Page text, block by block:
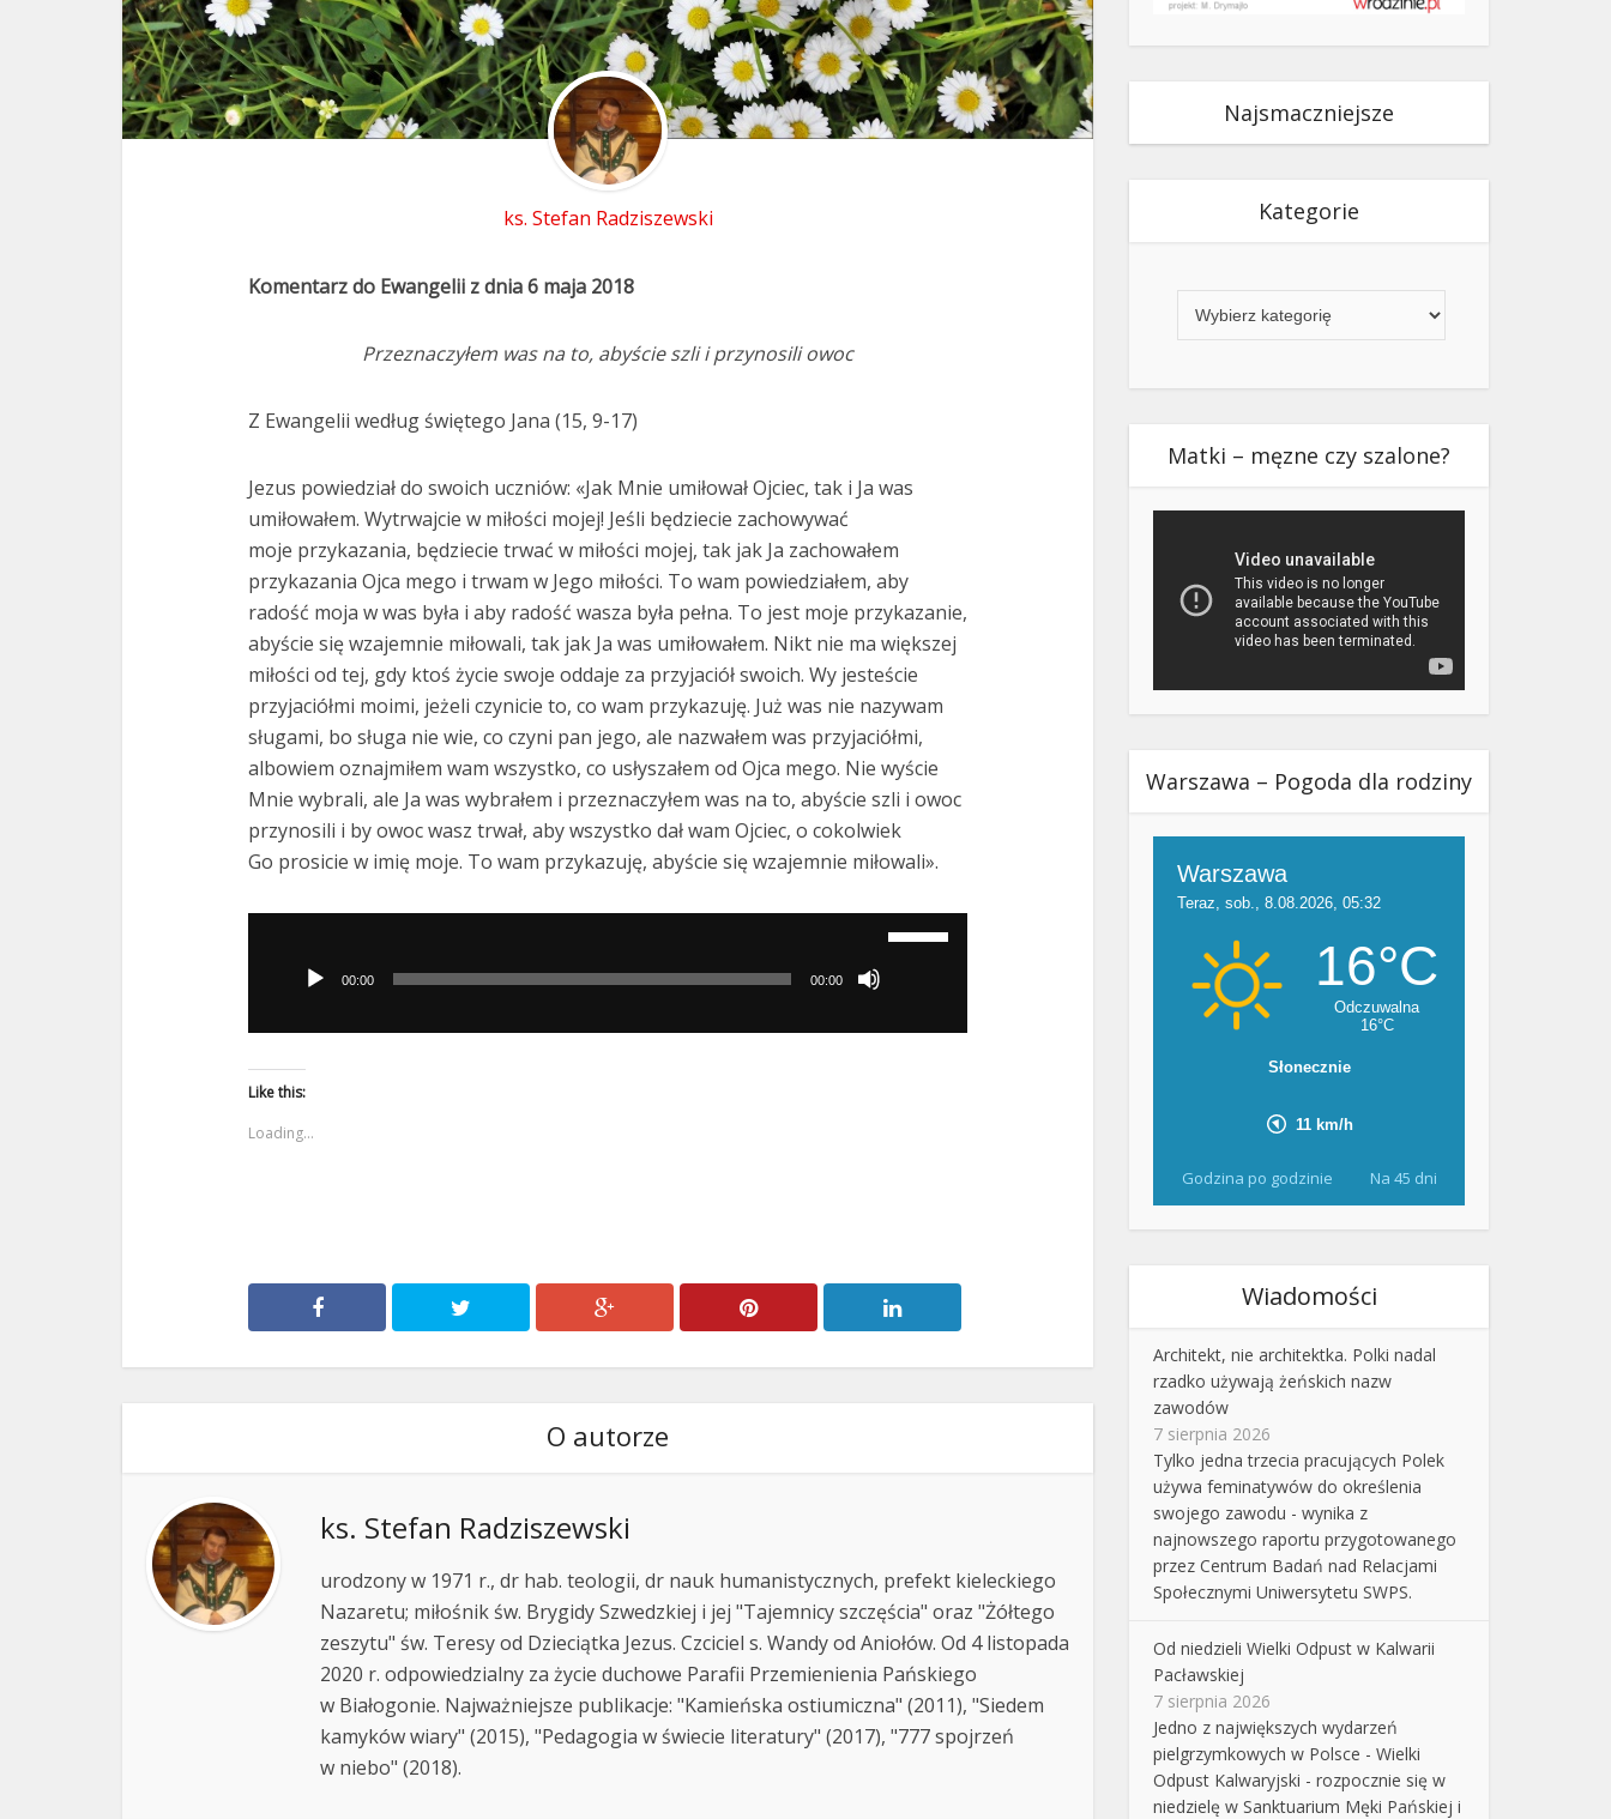
ks. Stefan Radziszewski
Komentarz do Ewangelii z dnia 6 maja 2018
Przeznaczyłem was na to, abyście szli i przynosili owoc
Z Ewangelii według świętego Jana (15, 9-17)
Jezus powiedział do swoich uczniów: «Jak Mnie umiłował Ojciec, tak i Ja was
umiłowałem. Wytrwajcie w miłości mojej! Jeśli będziecie zachowywać
moje przykazania, będziecie trwać w miłości mojej, tak jak Ja zachowałem
przykazania Ojca mego i trwam w Jego miłości. To wam powiedziałem, aby
radość moja w was była i aby radość wasza była pełna. To jest moje przykazanie,
abyście się wzajemnie miłowali, tak jak Ja was umiłowałem. Nikt nie ma większej
miłości od tej, gdy ktoś życie swoje oddaje za przyjaciół swoich. Wy jesteście
przyjaciółmi moimi, jeżeli czynicie to, co wam przykazuję. Już was nie nazywam
sługami, bo sługa nie wie, co czyni pan jego, ale nazwałem was przyjaciółmi,
albowiem oznajmiłem wam wszystko, co usłyszałem od Ojca mego. Nie wyście
Mnie wybrali, ale Ja was wybrałem i przeznaczyłem was na to, abyście szli i owoc
przynosili i by owoc wasz trwał, aby wszystko dał wam Ojciec, o cokolwiek
Go prosicie w imię moje. To wam przykazuję, abyście się wzajemnie miłowali».
dźwiękowych
00:00 00:00
Like this:
Loading...
O autorze
ks. Stefan Radziszewski
urodzony w 1971 r., dr hab. teologii, dr nauk humanistycznych, prefekt kieleckiego
Nazaretu; miłośnik św. Brygidy Szwedzkiej i jej "Tajemnicy szczęścia" oraz "Żółtego
zeszytu" św. Teresy od Dzieciątka Jezus. Czciciel s. Wandy od Aniołów. Od 4 listopada
2020 r. odpowiedzialny za życie duchowe Parafii Przemienienia Pańskiego
w Białogonie. Najważniejsze publikacje: "Kamieńska ostiumiczna" (2011), "Siedem
kamyków wiary" (2015), "Pedagogia w świecie literatury" (2017), "777 spojrzeń
w niebo" (2018).
Najsmaczniejsze
Kategorie
Matki – męzne czy szalone?
Warszawa – Pogoda dla rodziny
Godzina po godzinie Na 45 dni
Wiadomości
Architekt, nie architektka. Polki nadal
rzadko używają żeńskich nazw
zawodów
7 sierpnia 2026
Tylko jedna trzecia pracujących Polek
używa feminatywów do określenia
swojego zawodu - wynika z
najnowszego raportu przygotowanego
przez Centrum Badań nad Relacjami
Społecznymi Uniwersytetu SWPS.
Od niedzieli Wielki Odpust w Kalwarii
Pacławskiej
7 sierpnia 2026
Jedno z największych wydarzeń
pielgrzymkowych w Polsce - Wielki
Odpust Kalwaryjski - rozpocznie się w
niedzielę w Sanktuarium Męki Pańskiej i